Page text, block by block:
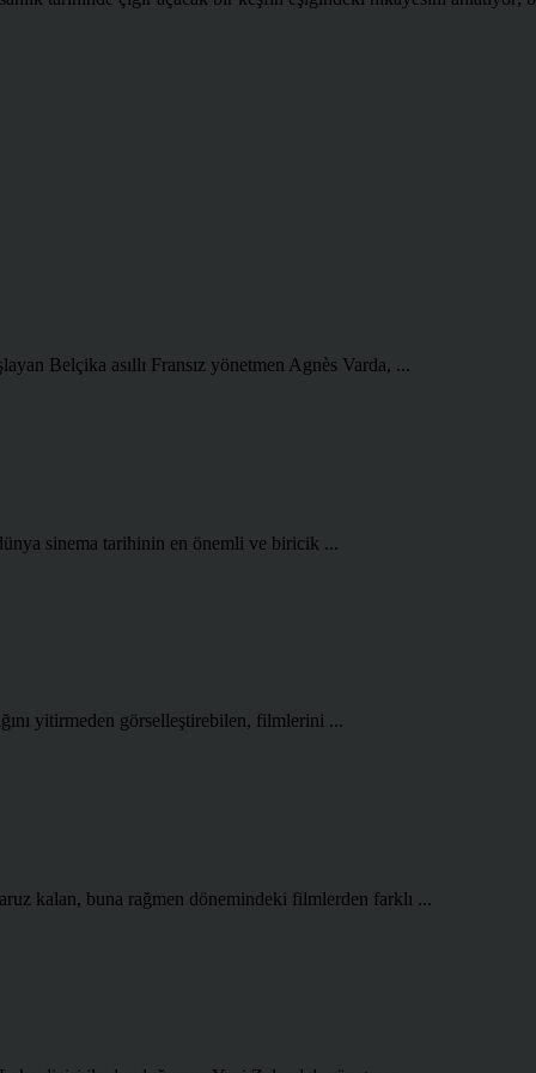
Belçika asıllı Fransız yönetmen Agnès Varda, ...
sinema tarihinin en önemli ve biricik ...
yitirmeden görselleştirebilen, filmlerini ...
kalan, buna rağmen dönemindeki filmlerden farklı ...